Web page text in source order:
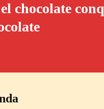
chocolate